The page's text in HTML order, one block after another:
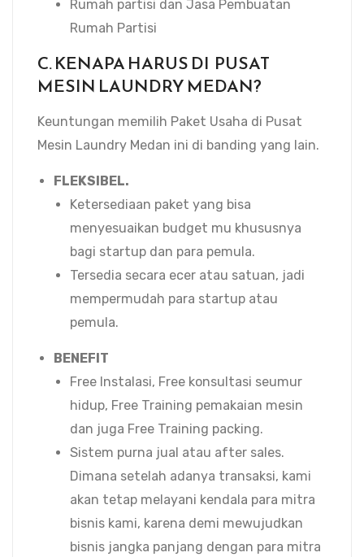
Rumah partisi dan Jasa Pembuatan
Rumah Partisi
C. KENAPA HARUS DI PUSAT
MESIN LAUNDRY MEDAN?
Keuntungan memilih Paket Usaha di Pusat
Mesin Laundry Medan ini di banding yang lain.
FLEKSIBEL.
Ketersediaan paket yang bisa
menyesuaikan budget mu khususnya
bagi startup dan para pemula.
Tersedia secara ecer atau satuan, jadi
mempermudah para startup atau
pemula.
BENEFIT
Free Instalasi, Free konsultasi seumur
hidup, Free Training pemakaian mesin
dan juga Free Training packing.
Sistem purna jual atau after sales.
Dimana setelah adanya transaksi, kami
akan tetap melayani kendala para mitra
bisnis kami, karena demi mewujudkan
bisnis jangka panjang dengan para mitra